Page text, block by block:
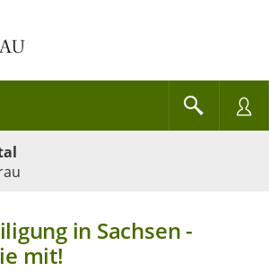
in Sachsen -
mit!